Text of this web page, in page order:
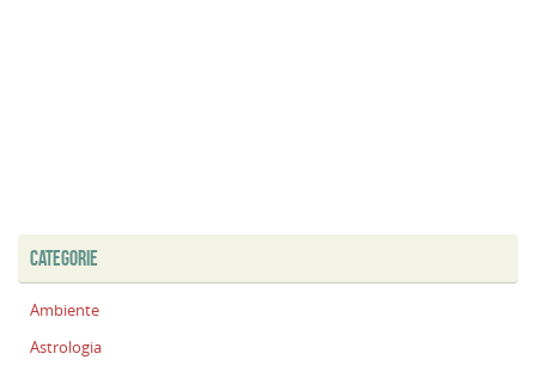
CATEGORIE
Ambiente
Astrologia